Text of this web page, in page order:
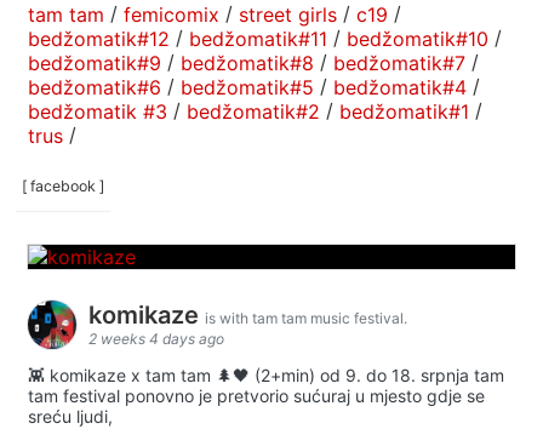
tam tam / femicomix / street girls / c19 /
bedžomatik#12 / bedžomatik#11 / bedžomatik#10 /
bedžomatik#9 / bedžomatik#8 / bedžomatik#7 /
bedžomatik#6 / bedžomatik#5 / bedžomatik#4 /
bedžomatik #3 / bedžomatik#2 / bedžomatik#1 /
trus /
[ facebook ]
komikaze is with tam tam music festival.
2 weeks 4 days ago
👾 komikaze x tam tam 🌲🖤 (2+min) od 9. do 18. srpnja tam
tam festival ponovno je pretvorio sućuraj u mjesto gdje se
sreću ljudi,